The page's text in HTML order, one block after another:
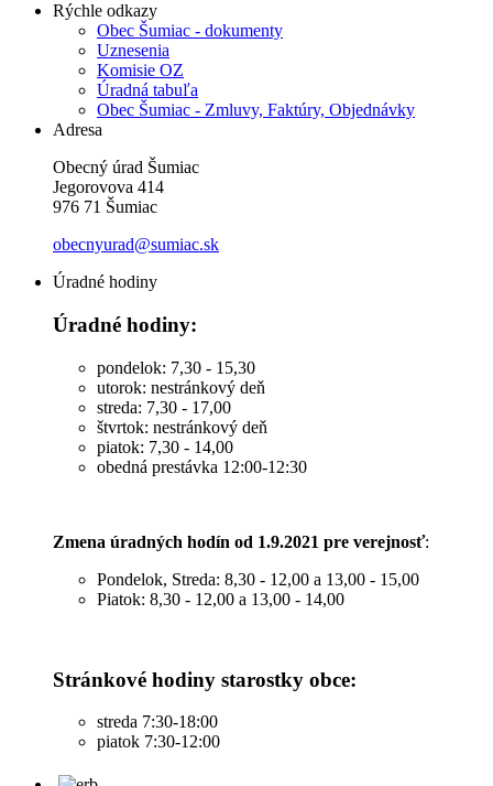
Rýchle odkazy
Obec Šumiac - dokumenty
Uznesenia
Komisie OZ
Úradná tabuľa
Obec Šumiac - Zmluvy, Faktúry, Objednávky
Adresa
Obecný úrad Šumiac
Jegorovova 414
976 71 Šumiac
obecnyurad@sumiac.sk
Úradné hodiny
Úradné hodiny:
pondelok: 7,30 - 15,30
utorok: nestránkový deň
streda: 7,30 - 17,00
štvrtok: nestránkový deň
piatok: 7,30 - 14,00
obedná prestávka 12:00-12:30
Zmena úradných hodín od 1.9.2021 pre verejnosť:
Pondelok, Streda: 8,30 - 12,00 a 13,00 - 15,00
Piatok: 8,30 - 12,00 a 13,00 - 14,00
Stránkové hodiny starostky obce:
streda 7:30-18:00
piatok 7:30-12:00